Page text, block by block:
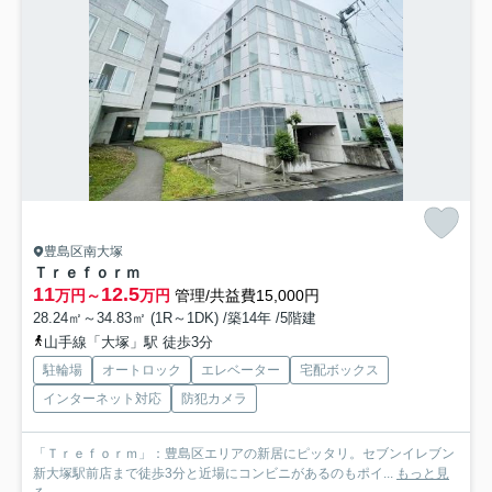
豊島区南大塚
Ｔｒｅｆｏｒｍ
11万円～12.5万円 管理/共益費15,000円
28.24㎡～34.83㎡ (1R～1DK) /築14年 /5階建
山手線「大塚」駅 徒歩3分
駐輪場 オートロック エレベーター
宅配ボックス
インターネット対応
防犯カメラ
「Ｔｒｅｆｏｒｍ」：豊島区エリアの新居にピッタリ。セブンイレブン
新大塚駅前店まで徒歩3分と近場にコンビニがあるのもポイ...
もっと見